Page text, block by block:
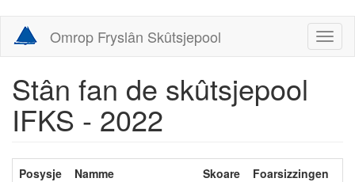
main
Omrop Fryslân Skûtsjepool
Stân fan de skûtsjepool
IFKS - 2022
Posysje Namme Skoare
Foarsizzingen